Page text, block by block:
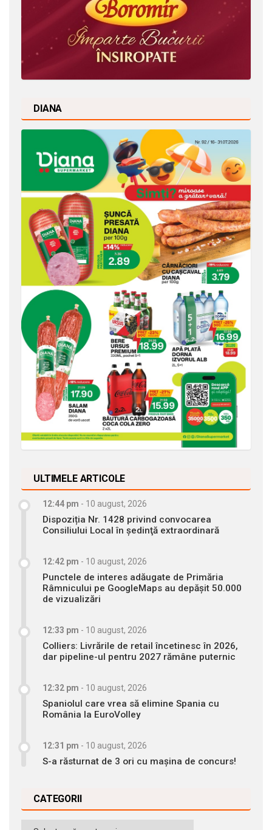
DIANA
ULTIMELE ARTICOLE
12:44 pm - 10 august, 2026
Dispoziția Nr. 1428 privind convocarea
Consiliului Local în şedinţă extraordinară
12:42 pm - 10 august, 2026
Punctele de interes adăugate de Primăria
Râmnicului pe GoogleMaps au depășit 50.000
de vizualizări
12:33 pm - 10 august, 2026
Colliers: Livrările de retail încetinesc în 2026,
dar pipeline-ul pentru 2027 rămâne puternic
12:32 pm - 10 august, 2026
Spaniolul care vrea să elimine Spania cu
România la EuroVolley
12:31 pm - 10 august, 2026
S-a răsturnat de 3 ori cu mașina de concurs!
CATEGORII
Categorii